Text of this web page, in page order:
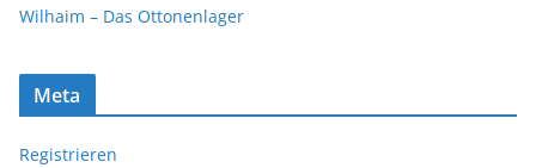
Wilhaim – Das Ottonenlager
Meta
Registrieren